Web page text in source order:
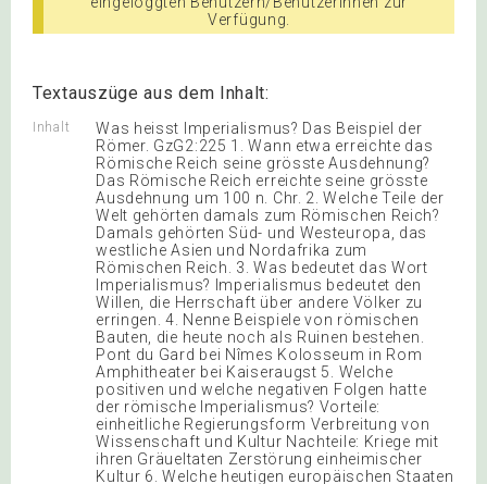
Verfügung.
Textauszüge aus dem Inhalt:
Inhalt
Was heisst Imperialismus? Das Beispiel der
Römer. GzG2:225 1. Wann etwa erreichte das
Römische Reich seine grösste Ausdehnung?
Das Römische Reich erreichte seine grösste
Ausdehnung um 100 n. Chr. 2. Welche Teile der
Welt gehörten damals zum Römischen Reich?
Damals gehörten Süd- und Westeuropa, das
westliche Asien und Nordafrika zum
Römischen Reich. 3. Was bedeutet das Wort
Imperialismus? Imperialismus bedeutet den
Willen, die Herrschaft über andere Völker zu
erringen. 4. Nenne Beispiele von römischen
Bauten, die heute noch als Ruinen bestehen.
Pont du Gard bei Nîmes Kolosseum in Rom
Amphitheater bei Kaiseraugst 5. Welche
positiven und welche negativen Folgen hatte
der römische Imperialismus? Vorteile:
einheitliche Regierungsform Verbreitung von
Wissenschaft und Kultur Nachteile: Kriege mit
ihren Gräueltaten Zerstörung einheimischer
Kultur 6. Welche heutigen europäischen Staaten